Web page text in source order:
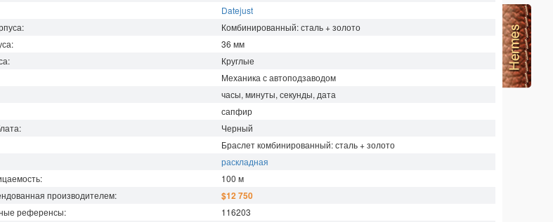
Datejust
Комбинированный: сталь + золото
36 мм
Круглые
Механика с автоподзаводом
часы, минуты, секунды, дата
сапфир
Черный
Браслет комбинированный: сталь + золото
раскладная
: 100 м
производителем:
$12 750
референсы:
116203